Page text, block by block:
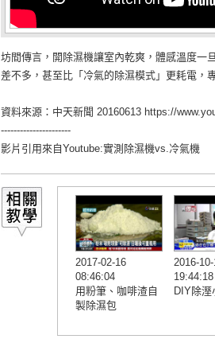
坊間傳言，開除濕機讓室內乾爽，體感溫度一
差不多，甚至比「冷氣的除濕模式」更耗電，
資料來源：中天新聞 20160613 https://
----------------------
影片引用來自Youtube:實測除濕機vs.冷氣機
2017-02-16
08:46:04
用粉筆、咖啡渣自
製除濕包
2016-
19:44:18
DIY除溼